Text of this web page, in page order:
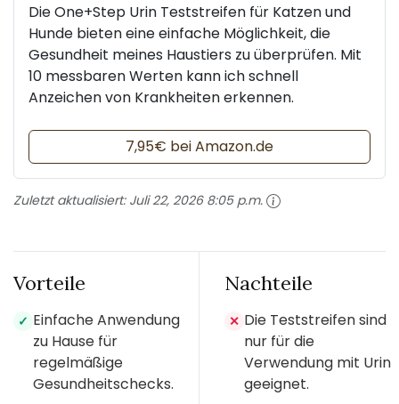
Die One+Step Urin Teststreifen für Katzen und
Hunde bieten eine einfache Möglichkeit, die
Gesundheit meines Haustiers zu überprüfen. Mit
10 messbaren Werten kann ich schnell
Anzeichen von Krankheiten erkennen.
7,95€ bei Amazon.de
Zuletzt aktualisiert: Juli 22, 2026 8:05 p.m.
Vorteile
✓ Einfache Anwendung
zu Hause für
regelmäßige
Gesundheitschecks.
Nachteile
✕ Die Teststreifen sind
nur für die
Verwendung mit Urin
geeignet.